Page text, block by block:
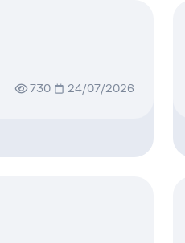
730 24/07/2026